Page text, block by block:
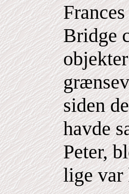
Bridge
siden
havde
Peter,
lige var